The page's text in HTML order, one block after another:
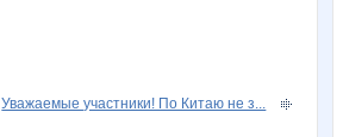
Уважаемые участники! По Китаю не з...